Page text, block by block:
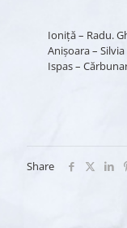
Ioniţă – Radu.
Anişoara –
Ispas –
Share